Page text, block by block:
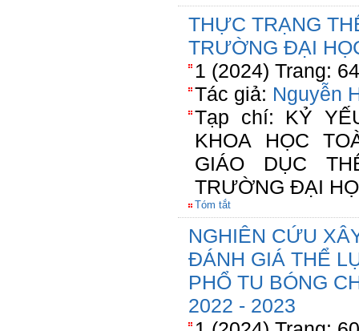
THỰC TRẠNG
TRƯỜNG ĐẠI
1 (2024) Trang:
Tác giả: Nguyễn
Tạp chí: KỶ
KHOA HỌC
GIÁO DỤC
TRƯỜNG ĐẠI
Tóm tắt
NGHIÊN CỨU
ĐÁNH GIÁ THỂ
PHỔ TU BÓNG
2022 - 2023